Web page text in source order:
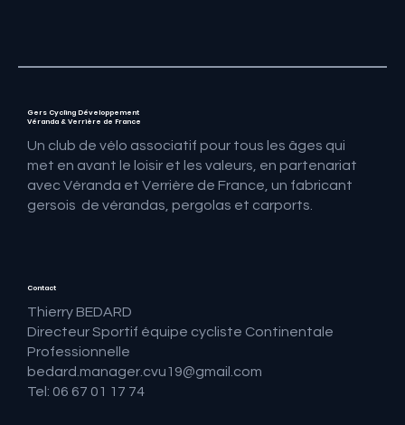
Gers Cycling Développement
Véranda & Verrière de France
Un club de vélo associatif pour tous les âges qui
met en avant le loisir et les valeurs, en partenariat
avec Véranda et Verrière de France, un fabricant
gersois de vérandas, pergolas et carports.
Contact
Thierry BEDARD
Directeur Sportif équipe cycliste Continentale
Professionnelle
bedard.manager.cvu19@gmail.com
Tel: 06 67 01 17 74